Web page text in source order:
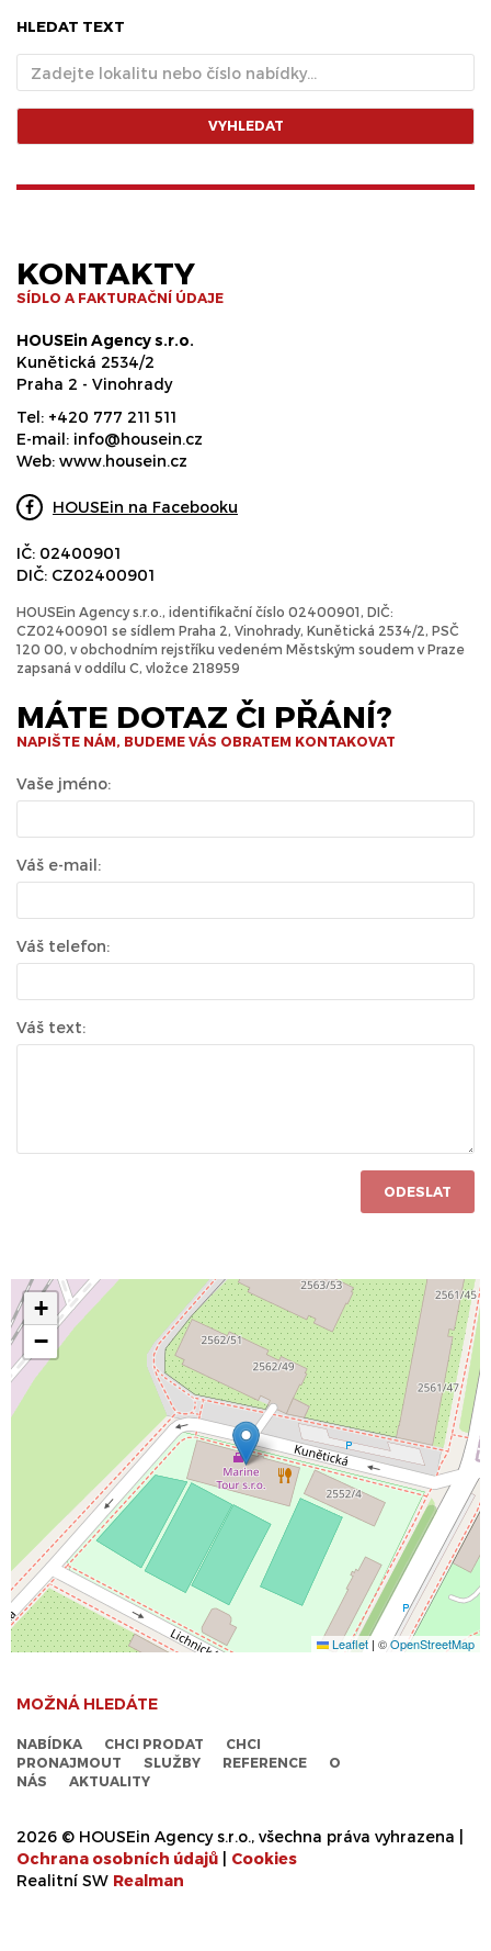
HLEDAT TEXT
VYHLEDAT
KONTAKTY
SÍDLO A FAKTURAČNÍ ÚDAJE
HOUSEin Agency s.r.o.
Kunětická 2534/2
Praha 2 - Vinohrady
Tel: +420 777 211 511
E-mail: info@housein.cz
Web: www.housein.cz
HOUSEin na Facebooku
IČ: 02400901
DIČ: CZ02400901
HOUSEin Agency s.r.o., identifikační číslo 02400901, DIČ:
CZ02400901 se sídlem Praha 2, Vinohrady, Kunětická 2534/2, PSČ
120 00, v obchodním rejstříku vedeném Městským soudem v Praze
zapsaná v oddílu C, vložce 218959
MÁTE DOTAZ ČI PŘÁNÍ?
NAPIŠTE NÁM, BUDEME VÁS OBRATEM KONTAKOVAT
Vaše jméno:
Váš e-mail:
Váš telefon:
Váš text:
ODESLAT
+
−
Leaflet | ©OpenStreetMap
MOŽNÁ HLEDÁTE
NABÍDKA CHCI PRODAT
CHCI
PRONAJMOUT
SLUŽBY REFERENCE
O
NÁS
AKTUALITY
2026 © HOUSEin Agency s.r.o., všechna práva vyhrazena |
Ochrana osobních údajů
Cookies
Realitní SW Realman